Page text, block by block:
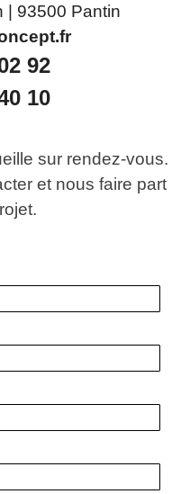
| 93500 Pantin
92
10
sur rendez-vous.
et nous faire part